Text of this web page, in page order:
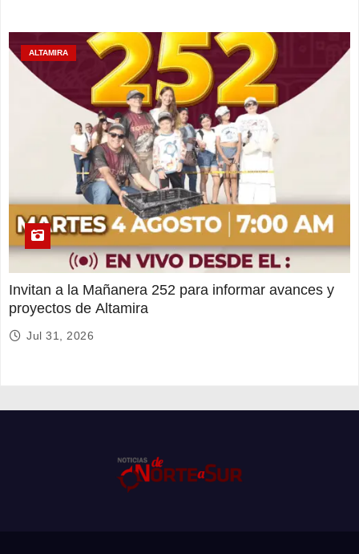
ALTAMIRA
Invitan a la Mañanera 252 para informar avances y
proyectos de Altamira
Jul 31, 2026